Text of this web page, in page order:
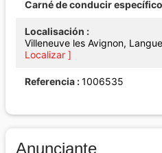
Carné de conducir específico
Localisación
Villeneuve les Avignon,
Localizar ]
Referencia 1006535
Anunciante